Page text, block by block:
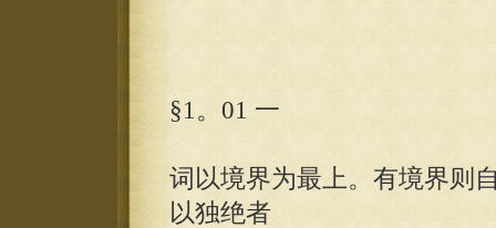
§1。01 一
词以境界为最上。有境界则
以独绝者